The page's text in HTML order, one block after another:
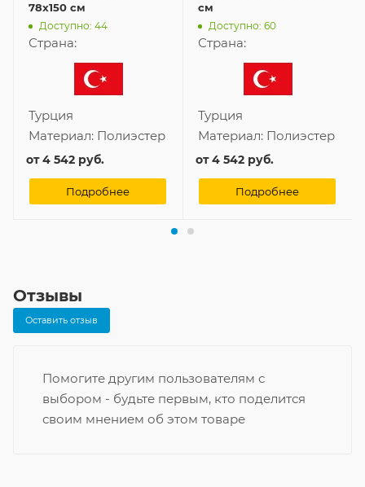
78x150 см
Доступно: 44
Страна:
Турция
Материал: Полиэстер
от4 542 руб.
Подробнее
см
Доступно: 60
Страна:
Турция
Материал: Полиэстер
от4 542 руб.
Подробнее
Отзывы
Оставить отзыв
Помогите другим пользователям с
выбором - будьте первым, кто поделится
своим мнением об этом товаре